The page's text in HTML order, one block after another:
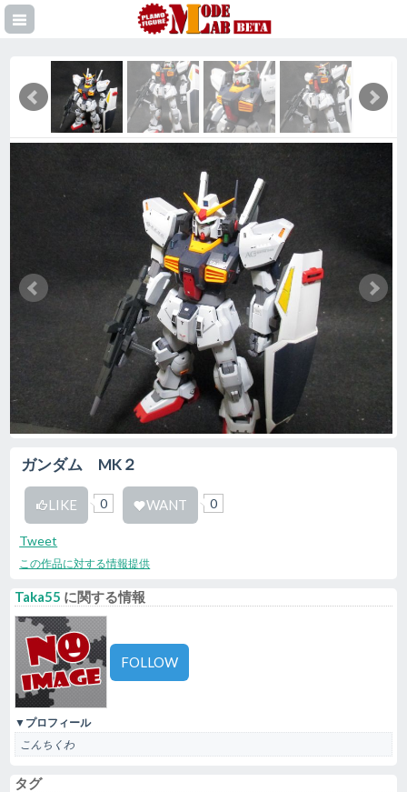
ガンダム MK２
LIKE 0 WANT 0
Tweet
この作品に対する情報提供
Taka55 に関する情報
FOLLOW
▼プロフィール
こんちくわ
タグ